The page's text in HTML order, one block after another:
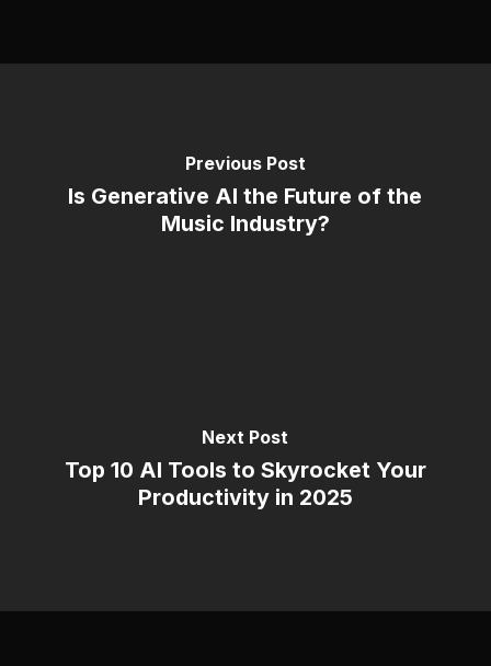
Previous Post
Is Generative AI the Future of the
Music Industry?
Next Post
Top 10 AI Tools to Skyrocket Your
Productivity in 2025